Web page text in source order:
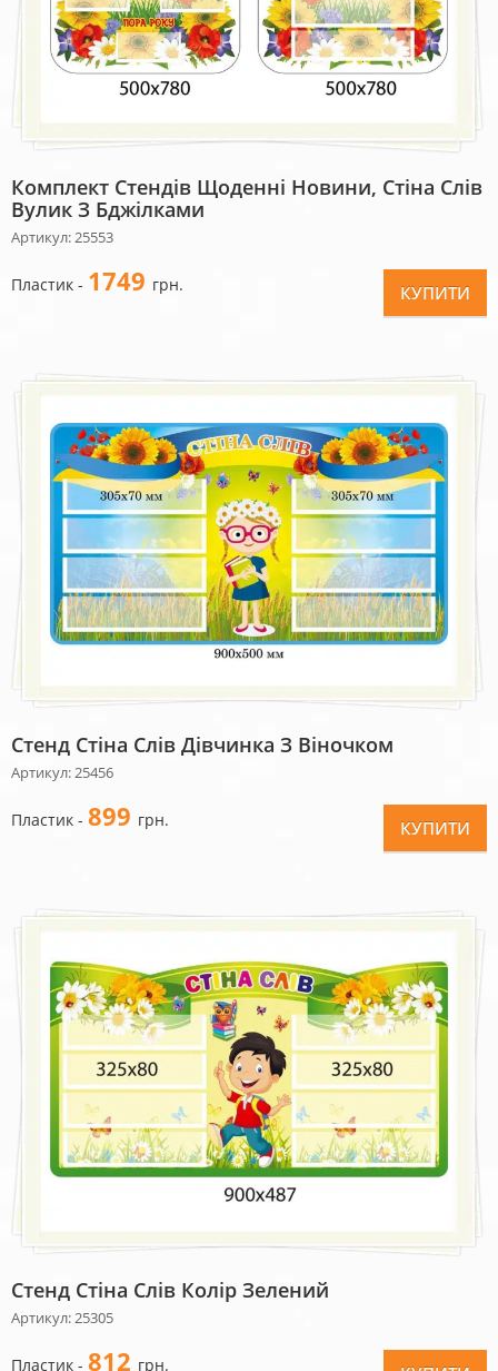
Комплект Стендів Щоденні Новини, Стіна Слів
Вулик З Бджілками
Артикул: 25553
Пластик - 1749 грн. КУПИТИ
Стенд Стіна Слів Дівчинка З Віночком
Артикул: 25456
Пластик - 899 грн. КУПИТИ
Стенд Стіна Слів Колір Зелений
Артикул: 25305
Пластик - 812 грн.